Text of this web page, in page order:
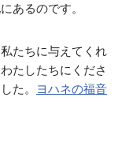
あるのです。
たちに与えてくれ
たしたちにくださ
た。
ヨハネの福音